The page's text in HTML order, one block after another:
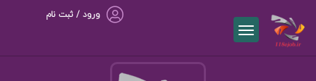
ورود / ثبت نام